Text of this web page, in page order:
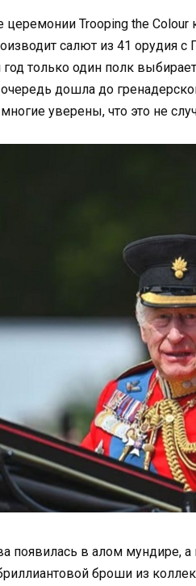
церемонии Trooping the Colour
салют из 41 орудия
только один полк
дошла до
уверены, что это не
появилась в алом мундире,
броши из